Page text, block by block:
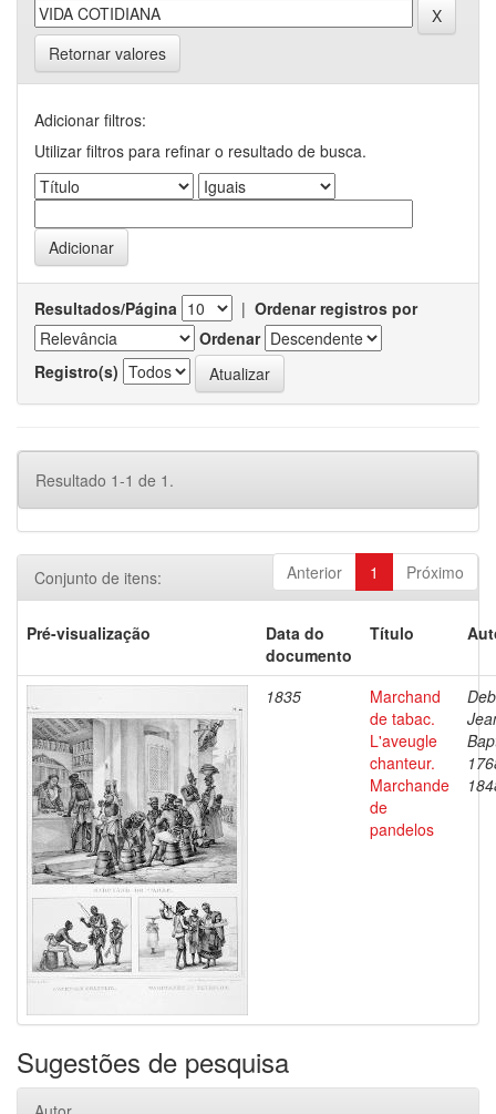
Retornar valores
Adicionar filtros:
Utilizar filtros para refinar o resultado de busca.
Resultados/Página | Ordenar registros por
Ordenar
Registro(s)
Resultado 1-1 de 1.
Anterior 1 Próximo
Conjunto de itens:
Pré-visualização
Data do
documento
Título
1835
Marchand
de tabac.
L'aveugle
chanteur.
Marchande
de
pandelos
Sugestões de pesquisa